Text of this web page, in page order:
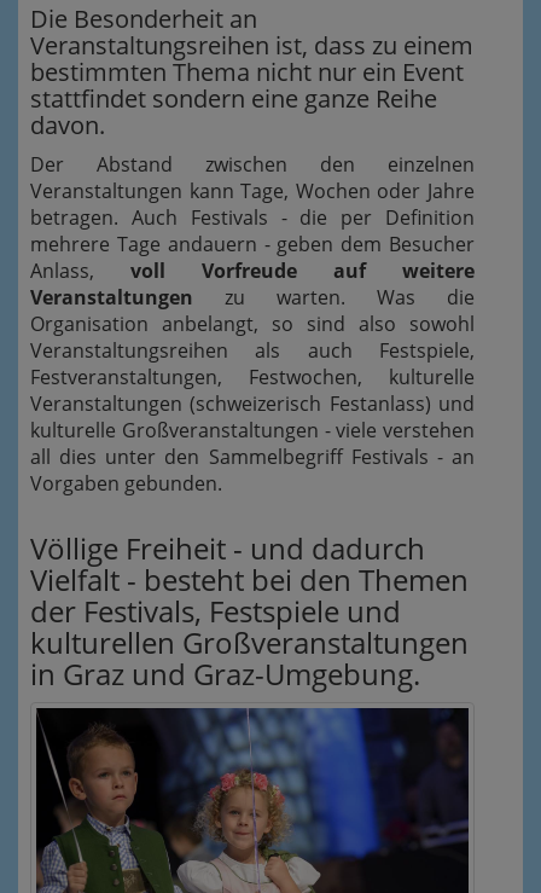
Die Besonderheit an
Veranstaltungsreihen ist, dass zu einem
bestimmten Thema nicht nur ein Event
stattfindet sondern eine ganze Reihe
davon.
Der Abstand zwischen den einzelnen
Veranstaltungen kann Tage, Wochen oder Jahre
betragen. Auch Festivals - die per Definition
mehrere Tage andauern - geben dem Besucher
Anlass, voll Vorfreude auf weitere
Veranstaltungen zu warten. Was die
Organisation anbelangt, so sind also sowohl
Veranstaltungsreihen als auch Festspiele,
Festveranstaltungen, Festwochen, kulturelle
Veranstaltungen (schweizerisch Festanlass) und
kulturelle Großveranstaltungen - viele verstehen
all dies unter den Sammelbegriff Festivals - an
Vorgaben gebunden.
Völlige Freiheit - und dadurch
Vielfalt - besteht bei den Themen
der Festivals, Festspiele und
kulturellen Großveranstaltungen
in Graz und Graz-Umgebung.